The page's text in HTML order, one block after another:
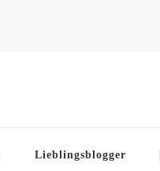
Lieblingsblogger